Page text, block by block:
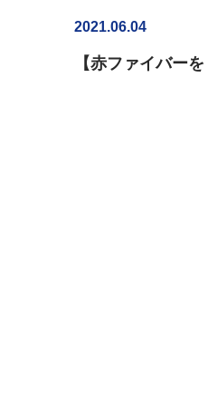
2021.06.04
【赤ファイバー